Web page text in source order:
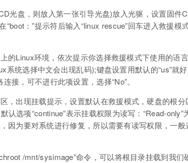
光盘，则放入第一张引导光盘)放入光驱，设置固件
“boot：”提示符后输入“linux rescue”回车进入救援模
的Linux环境，依次提示你选择救援模式下使用的语
系统选择中文会出现乱码);键盘设置用默认的“us”就
接，可不进行此项设置，选择“No”。
，出现挂载提示，设置默认在救援模式，硬盘的根
认选项“continue”表示挂载权限为读写：“Read-only”
因为要对系统进行修复，所以需要有读写权限，一
/mnt/sysimage”命令，可以将根目录挂载到我们